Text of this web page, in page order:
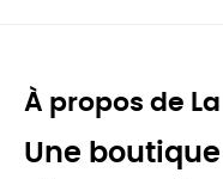
À propos de
Une